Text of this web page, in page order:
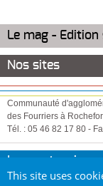
Le mag - Edition
Nos sites
Communauté
des Fourriers à
Tél. : 05 46 82 17 80 -
Les partenaires
This site uses